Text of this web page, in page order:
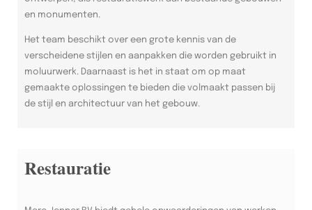
en monumenten.
Het team beschikt over een grote kennis van de
verscheidene stijlen en aanpakken die worden gebruikt in
moluurwerk. Daarnaast is het in staat om op maat
gemaakte oplossingen te bieden die volmaakt passen bij
de stijl en architectuur van het gebouw.
Restauratie